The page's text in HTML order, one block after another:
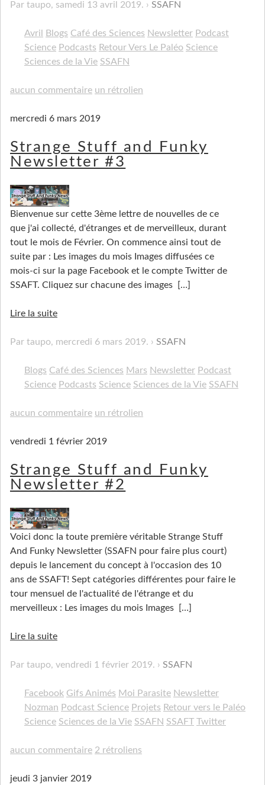
Par taupo, samedi 13 avril 2019. SSAFN
Avril Blogs Café des Sciences Newsletter Podcast
Science Podcasts Retour Vers Le Paléo Science
Sciences de la Vie SSAFN
aucun commentaire un rétrolien
mercredi 6 mars 2019
Strange Stuff and Funky
Newsletter #3
Bienvenue sur cette 3ème lettre de nouvelles de ce
que j'ai collecté, d'étranges et de merveilleux, durant
tout le mois de Février. On commence ainsi tout de
suite par : Les images du mois Images diffusées ce
mois-ci sur la page Facebook et le compte Twitter de
SSAFT. Cliquez sur chacune des images
[…]
Lire la suite
Par taupo, mercredi 6 mars 2019. SSAFN
Blogs Café des Sciences Mars Newsletter Podcast
Science Podcasts Science Sciences de la Vie SSAFN
aucun commentaire un rétrolien
vendredi 1 février 2019
Strange Stuff and Funky
Newsletter #2
Voici donc la toute première véritable Strange Stuff
And Funky Newsletter (SSAFN pour faire plus court)
depuis le lancement du concept à l'occasion des 10
ans de SSAFT! Sept catégories différentes pour faire le
tour mensuel de l'actualité de l'étrange et du
merveilleux : Les images du mois Images
[…]
Lire la suite
Par taupo, vendredi 1 février 2019. SSAFN
Facebook Gifs Animés Moi Parasite Newsletter
Nozman Podcast Science Projets Retour vers le Paléo
Science Sciences de la Vie SSAFN SSAFT Twitter
aucun commentaire 2 rétroliens
jeudi 3 janvier 2019